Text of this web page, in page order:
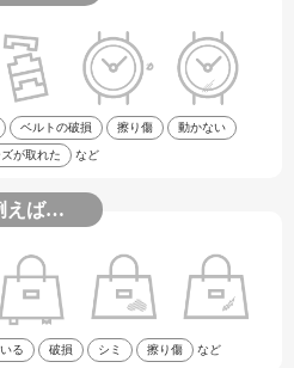
ベルトの破損 擦り傷 動かない
が取れた など
えば…
る 破損 シミ 擦り傷 など